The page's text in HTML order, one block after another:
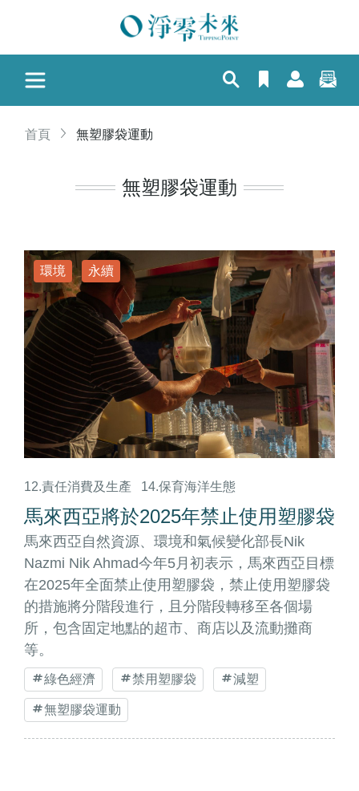
首頁 無塑膠袋運動
無塑膠袋運動
環境 永續
12.責任消費及生產 14.保育海洋生態
馬來西亞將於2025年禁止使用塑膠袋
馬來西亞自然資源、環境和氣候變化部長Nik
Nazmi Nik Ahmad今年5月初表示，馬來西亞目標
在2025年全面禁止使用塑膠袋，禁止使用塑膠袋
的措施將分階段進行，且分階段轉移至各個場
所，包含固定地點的超市、商店以及流動攤商
等。
綠色經濟 禁用塑膠袋 減塑
無塑膠袋運動